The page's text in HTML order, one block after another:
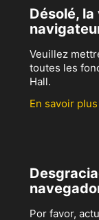
Désolé,
Veuillez
toutes les
Hall.
En savoir plus
Por favor,